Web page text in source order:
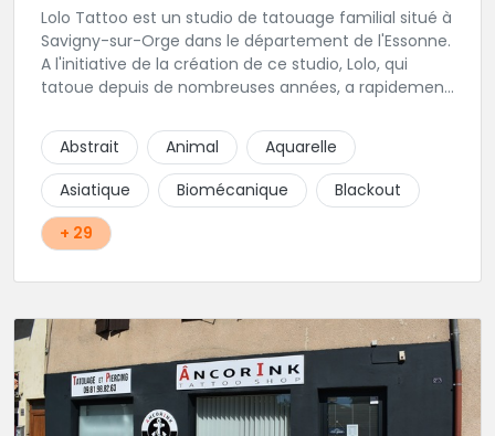
Lolo Tattoo est un studio de tatouage familial situé à
Savigny-sur-Orge dans le département de l'Essonne.
A l'initiative de la création de ce studio, Lolo, qui
tatoue depuis de nombreuses années, a rapidement
féminine aux projets de tatouage. Karine, la femme
de Lolo, s'occupera de tous vos projets de piercing.
Une équipe familiale et chaleureuse vivement
recommandée !
Abstrait Animal
Aquarelle
Asiatique
Biomécanique
Blackout
+ 29